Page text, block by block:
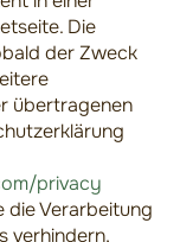
Die
der Zweck
übertragenen
privacy
die Verarbeitung
verhindern,